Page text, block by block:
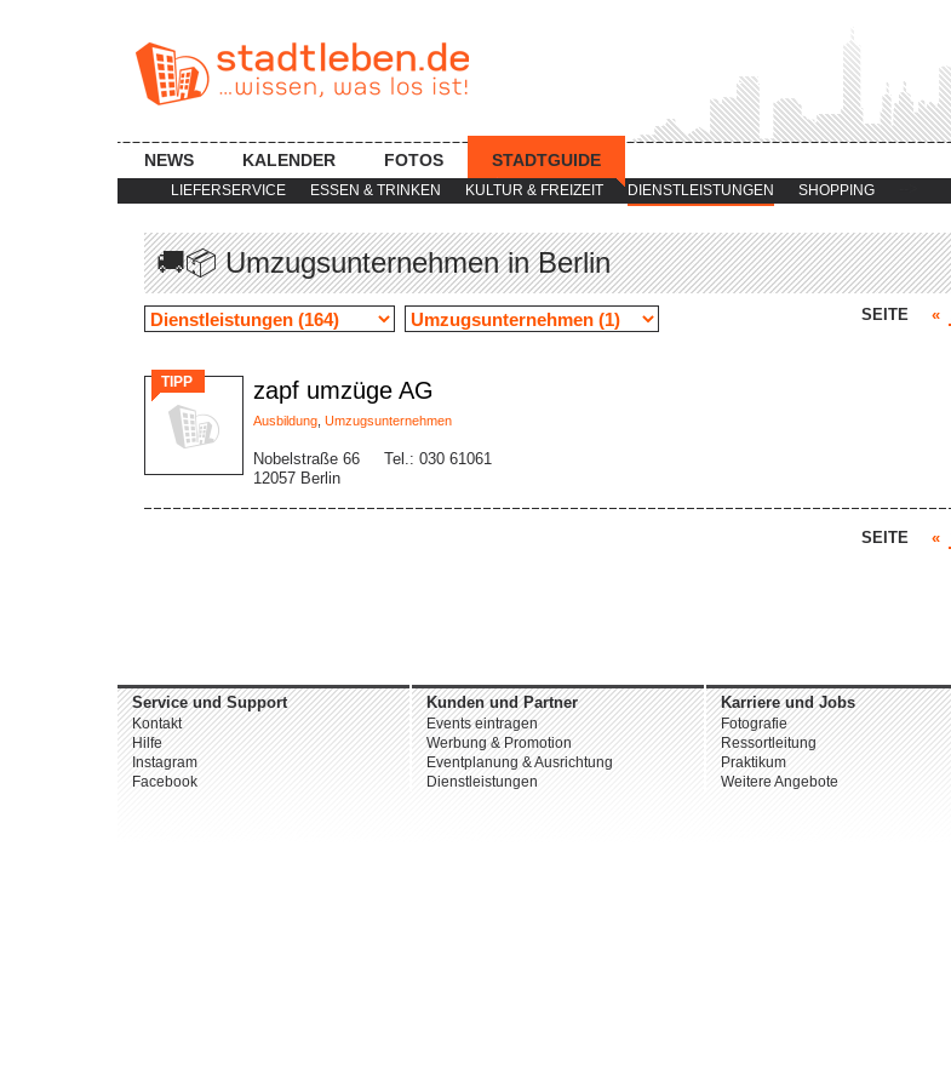
LIEFERSERVICE ESSEN & TRINKEN KULTUR & FREIZEIT DIENSTLEISTUNGEN SHOPPING
NEWS KALENDER FOTOS STADTGUIDE
🚚📦 Umzugsunternehmen in Berlin
SEITE «
TIPP zapf umzüge AG
Ausbildung Umzugsunternehmen
Nobelstraße 66
12057 Berlin
Tel.: 030 61061
SEITE «
Service und Support
Kontakt
Hilfe
Instagram
Facebook
Kunden und Partner
Events eintragen
Werbung & Promotion
Eventplanung & Ausrichtung
Dienstleistungen
Karriere und Jobs
Fotografie
Ressortleitung
Praktikum
Weitere Angebote